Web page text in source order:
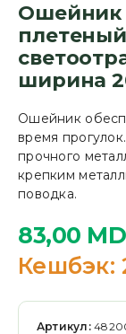
Ошейник
ширина
Ошейник
время
прочного
крепким
поводка.
83,00
Кешбэк:
Артикул: